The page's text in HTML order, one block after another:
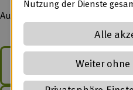
Auf den nächsten Seiten finden
Über die
Nutzung der Dienste
Alle
Weiter